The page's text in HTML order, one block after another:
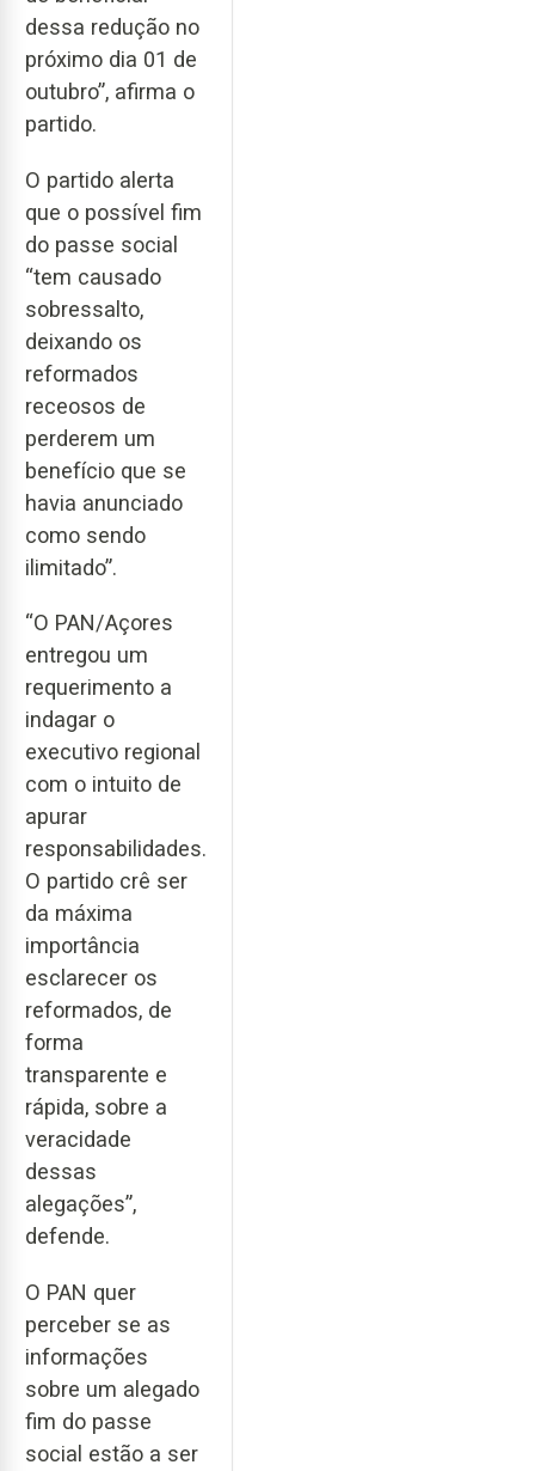
dessa redução no
próximo dia 01 de
outubro”, afirma o
partido.
O partido alerta
que o possível fim
do passe social
“tem causado
sobressalto,
deixando os
reformados
receosos de
perderem um
benefício que se
havia anunciado
como sendo
ilimitado”.
“O PAN/Açores
entregou um
requerimento a
indagar o
executivo regional
com o intuito de
apurar
responsabilidades.
O partido crê ser
da máxima
importância
esclarecer os
reformados, de
forma
transparente e
rápida, sobre a
veracidade
dessas
alegações”,
defende.
O PAN quer
perceber se as
informações
sobre um alegado
fim do passe
social estão a ser